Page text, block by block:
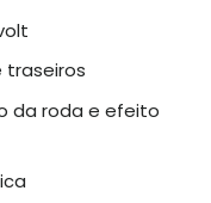
traseiros
da roda e efeito